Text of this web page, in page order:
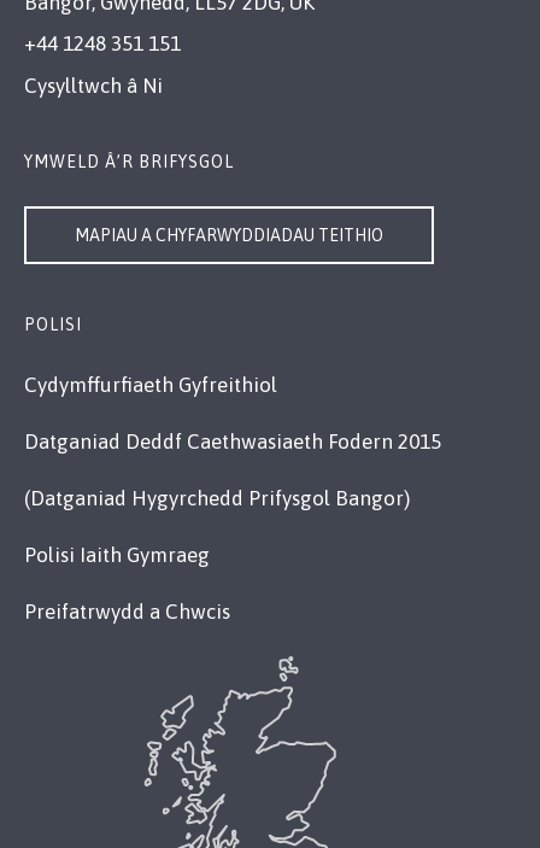
+44 1248 351 151
Cysylltwch â Ni
YMWELD Â’R BRIFYSGOL
MAPIAU A CHYFARWYDDIADAU TEITHIO
POLISI
Cydymffurfiaeth Gyfreithiol
Datganiad Deddf Caethwasiaeth Fodern 2015
(Datganiad Hygyrchedd Prifysgol Bangor)
Polisi Iaith Gymraeg
Preifatrwydd a Chwcis